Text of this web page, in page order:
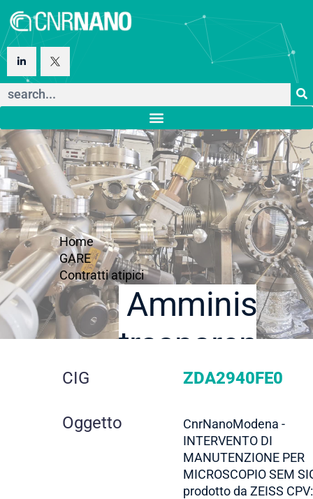
Home
GARE
Contratti atipici
trasparente
dettaglio
gara
CIG ZDA2940FE0
Oggetto
CnrNanoModena -
INTERVENTO DI
MANUTENZIONE PER
MICROSCOPIO SEM
prodotto da ZEISS CPV: